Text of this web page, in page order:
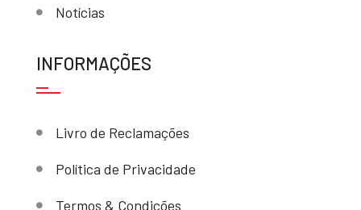
Notícias
INFORMAÇÕES
Livro de Reclamações
Política de Privacidade
Termos & Condições